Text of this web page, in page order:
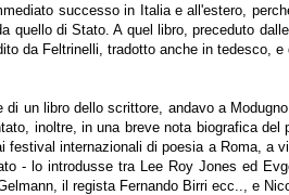
successo in Italia e all'estero,
quello di Stato. A quel libro, preceduto
da Feltrinelli, tradotto anche in tedesco,
di un libro dello scrittore, andavo a
inoltre, in una breve nota biografica
festival internazionali di poesia a Roma, a
- lo introdusse tra Lee Roy Jones ed
il regista Fernando Birri ecc.., e